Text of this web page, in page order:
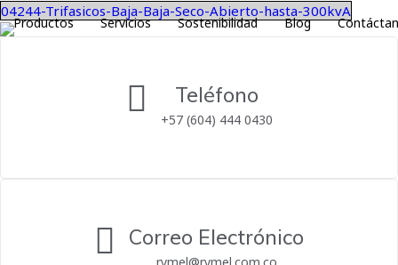
Productos Servicios Sostenibilidad Blog
04244-Trifasicos-Baja-Baja-Seco-Abierto-hasta-300kvA
Teléfono
+57 (604) 444 0430
Correo Electrónico